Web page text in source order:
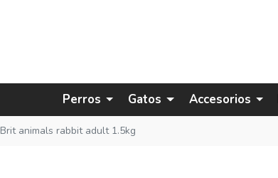
Perros Gatos Accesorios
Brit animals rabbit adult 1.5kg